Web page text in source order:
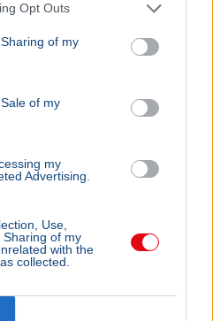
Opt Outs
of my
of my
my
Advertising.
Use,
of my
with the
collected.